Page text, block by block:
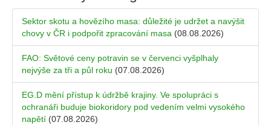
Sektor skotu a hovězího masa: důležité je udržet a navýšit
chovy v ČR i podpořit zpracování masa (08.08.2026)
FAO: Světové ceny potravin se v červenci vyšplhaly
nejvýše za tři a půl roku (07.08.2026)
EG.D mění přístup k údržbě krajiny. Ve spolupráci s
ochranáři buduje biokoridory pod vedením velmi vysokého
napětí (07.08.2026)